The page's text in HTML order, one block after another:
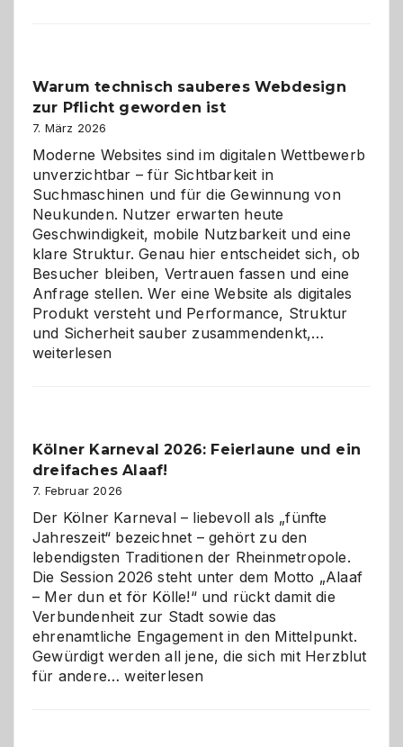
den
Logikrätseln
Warum technisch sauberes Webdesign
zur Pflicht geworden ist
7. März 2026
Moderne Websites sind im digitalen Wettbewerb
unverzichtbar – für Sichtbarkeit in
Suchmaschinen und für die Gewinnung von
Neukunden. Nutzer erwarten heute
Geschwindigkeit, mobile Nutzbarkeit und eine
klare Struktur. Genau hier entscheidet sich, ob
Besucher bleiben, Vertrauen fassen und eine
Anfrage stellen. Wer eine Website als digitales
Produkt versteht und Performance, Struktur
und Sicherheit sauber zusammendenkt,…
geworden
weiterlesen
Kölner Karneval 2026: Feierlaune und ein
dreifaches Alaaf!
7. Februar 2026
Der Kölner Karneval – liebevoll als „fünfte
Jahreszeit“ bezeichnet – gehört zu den
lebendigsten Traditionen der Rheinmetropole.
Die Session 2026 steht unter dem Motto „Alaaf
– Mer dun et för Kölle!“ und rückt damit die
Verbundenheit zur Stadt sowie das
ehrenamtliche Engagement in den Mittelpunkt.
Gewürdigt werden all jene, die sich mit Herzblut
für andere…Kölner
weiterlesen